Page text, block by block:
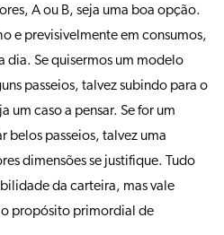
A ou B, seja uma boa opção.
e previsivelmente em consumos,
dia. Se quisermos um modelo
passeios, talvez subindo para o
um caso a pensar. Se for um
belos passeios, talvez uma
dimensões se justifique. Tudo
da carteira, mas vale
o propósito primordial de